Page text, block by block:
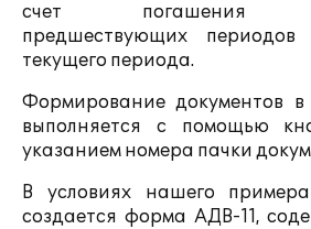
счет погашения
предшествующих
текущего периода.
Формирование документов
выполняется с помощью
указанием номера пачки
В условиях нашего
создается форма АДВ-11,